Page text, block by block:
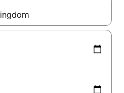
môžete si ich prechádzať